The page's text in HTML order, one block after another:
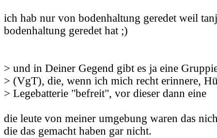
ich hab nur von bodenhaltung geredet weil
bodenhaltung geredet hat ;)
> und in Deiner Gegend gibt es ja eine
> (VgT), die, wenn ich mich recht erinnere,
> Legebatterie "befreit", vor dieser dann eine
die leute von meiner umgebung waren das
die das gemacht haben gar nicht.